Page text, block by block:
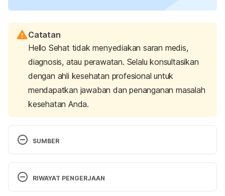
Catatan
Hello Sehat tidak menyediakan saran medis,
diagnosis, atau perawatan. Selalu konsultasikan
dengan ahli kesehatan profesional untuk
mendapatkan jawaban dan penanganan masalah
kesehatan Anda.
SUMBER
Abscess incision and drainage. (2022, October 27).
https://www.healthdirect.gov.au/surgery/abscess-
RIWAYAT PENGERJAAN